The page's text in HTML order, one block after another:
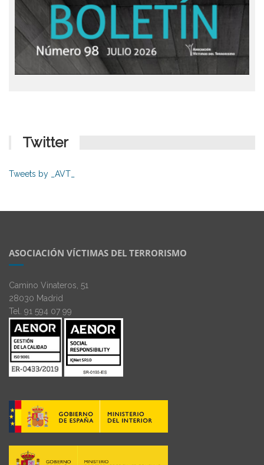
Twitter
Tweets by _AVT_
ASOCIACIÓN VÍCTIMAS DEL TERRORISMO
Camino Vinateros, 51
28030 Madrid
Tel. 91 594 07 99